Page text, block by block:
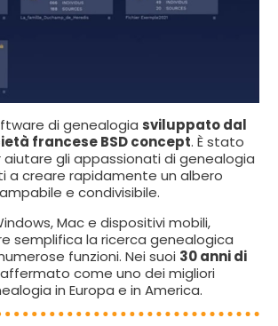
di genealogia sviluppato dal
francese BSD concept. È stato
gli appassionati di genealogia
a creare rapidamente un albero
e condivisibile.
Mac e dispositivi mobili,
semplifica la ricerca genealogica
funzioni. Nei suoi 30 anni di
affermato come uno dei migliori
in Europa e in America.